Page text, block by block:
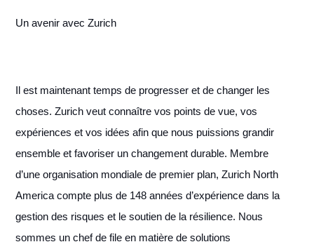
Un avenir avec Zurich
Il est maintenant temps de progresser et de changer les
choses. Zurich veut connaître vos points de vue, vos
expériences et vos idées afin que nous puissions grandir
ensemble et favoriser un changement durable. Membre
d’une organisation mondiale de premier plan, Zurich North
America compte plus de 148 années d’expérience dans la
gestion des risques et le soutien de la résilience. Nous
sommes un chef de file en matière de solutions